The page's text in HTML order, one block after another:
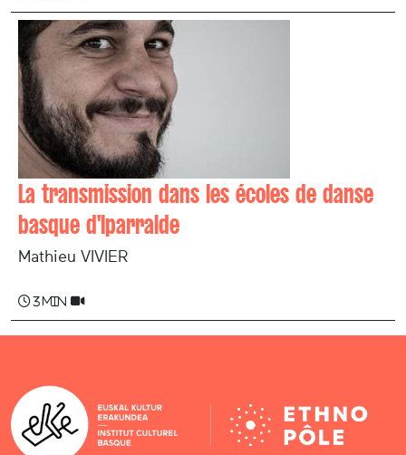
La transmission dans les écoles de danse
basque d'Iparralde
Mathieu VIVIER
3 min